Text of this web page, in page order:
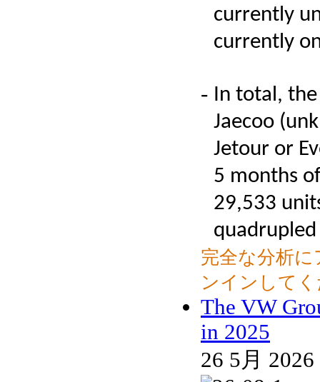
currently
currently
- In total,
Jaecoo
Jetour or
5 months
29,533
quadrupled
完全な分析
ンインして
The VW
in 2025
26 5月 2026